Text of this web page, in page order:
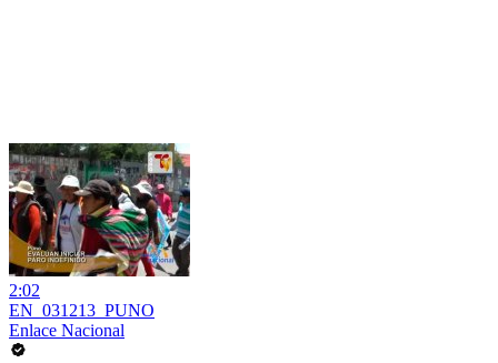
2:02
EN_031213_PUNO
Enlace Nacional